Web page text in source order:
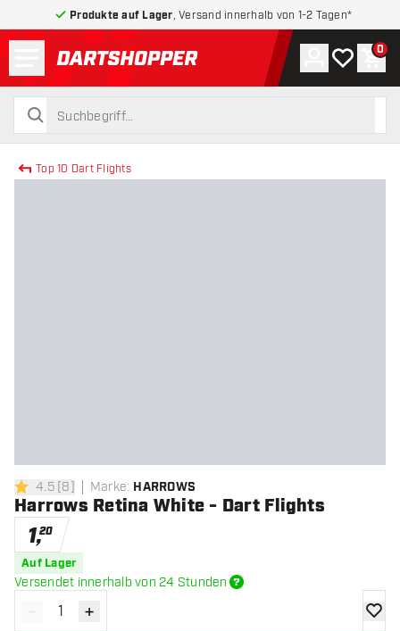
Produkte auf Lager , Versand innerhalb von 1-2 Tagen*
zurück zur Startseite
suchen
suchen
Konto
Meine 0
Top 10 Dart Flights
4.5 Bewertungssterne
4.5[8] Marke: HARROWS
Harrows Retina White - Dart Flights
1,20
Auf Lager
Versendet innerhalb von 24 Stunden
Menge verringern
- Menge erhöhen
+ Zur